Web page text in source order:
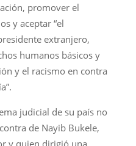
promover el
y aceptar “el
extranjero,
humanos básicos y
y el racismo en contra
judicial de su país no
de Nayib Bukele,
y quien dirigió una